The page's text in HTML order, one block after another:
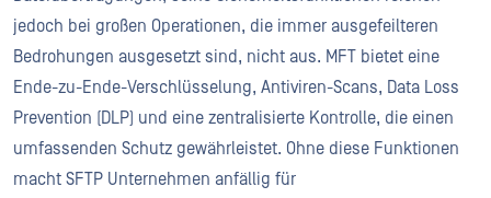
jedoch bei großen Operationen, die immer ausgefeilteren
Bedrohungen ausgesetzt sind, nicht aus. MFT bietet eine
Ende-zu-Ende-Verschlüsselung, Antiviren-Scans, Data Loss
Prevention (DLP) und eine zentralisierte Kontrolle, die einen
umfassenden Schutz gewährleistet. Ohne diese Funktionen
macht SFTP Unternehmen anfällig für